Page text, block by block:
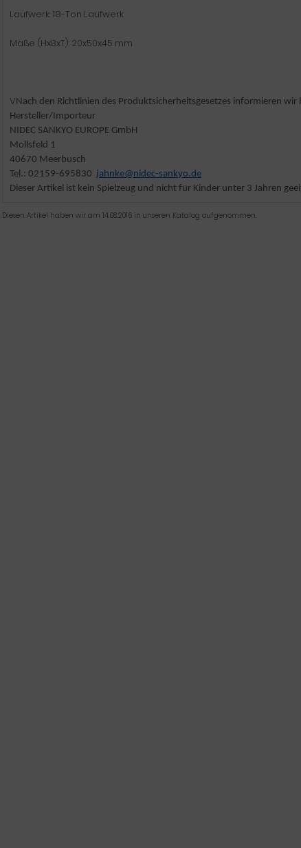
Laufwerk: 18-Ton Laufwerk
Maße (HxBxT): 20x50x45 mm
VNach den Richtlinien des Produktsicherheitsgesetzes informieren wir
Hersteller/Importeur
NIDEC SANKYO EUROPE GmbH
Mollsfeld 1
40670 Meerbusch
Tel.: 02159-695830 jahnke@nidec-sankyo.de
Dieser Artikel ist kein Spielzeug und nicht für Kinder unter 3 Jahren
Diesen Artikel haben wir am 14.08.2016 in unseren Katalog aufgenommen.